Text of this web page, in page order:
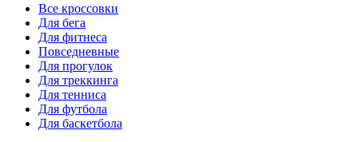
Все кроссовки
Для бега
Для фитнеса
Повседневные
Для прогулок
Для треккинга
Для тенниса
Для футбола
Для баскетбола